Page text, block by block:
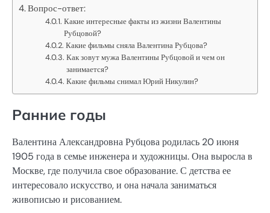
Вопрос-ответ:
Какие интересные факты из жизни Валентины
Рубцовой?
Какие фильмы сняла Валентина Рубцова?
Как зовут мужа Валентины Рубцовой и чем он
занимается?
Какие фильмы снимал Юрий Никулин?
Ранние годы
Валентина Александровна Рубцова родилась 20 июня
1905 года в семье инженера и художницы. Она выросла в
Москве, где получила свое образование. С детства ее
интересовало искусство, и она начала заниматься
живописью и рисованием.